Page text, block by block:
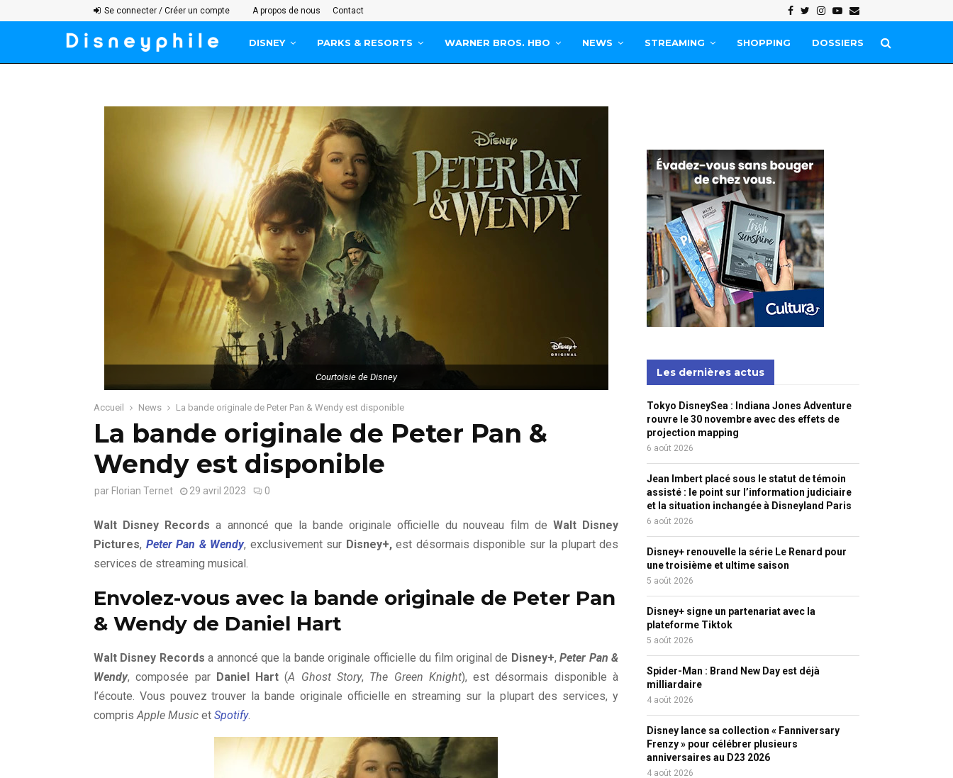
Se connecter / Créer un compte A propos de nous Contact Facebook
Twitter
Instagram
Youtube
Email
DISNEY PARKS & RESORTS WARNER BROS. HBO NEWS STREAMING SHOPPING DOSSIERS
Courtoisie de Disney
Accueil News La bande originale de Peter Pan & Wendy est disponible
La bande originale de Peter Pan &
Wendy est disponible
par Florian Ternet 29 avril 2023 0
Walt Disney Records a annoncé que la bande originale officielle du nouveau film de Walt Disney
Pictures, Peter Pan & Wendy, exclusivement sur Disney+,est désormais disponible sur la plupart des
services de streaming musical.
Envolez-vous avec la bande originale de Peter Pan
& Wendy de Daniel Hart
Walt Disney Records a annoncé que la bande originale officielle du film original de Disney+,Peter Pan &
Wendy, composée par Daniel Hart (A Ghost Story, The Green Knight), est désormais disponible à
l’écoute. Vous pouvez trouver la bande originale officielle en streaming sur la plupart des services, y
comprisApple Music et Spotify.
Les dernières actus
Tokyo DisneySea : Indiana Jones Adventure
rouvre le 30 novembre avec des effets de
projection mapping
6 août 2026
Jean Imbert placé sous le statut de témoin
assisté : le point sur l’information judiciaire
et la situation inchangée à Disneyland Paris
6 août 2026
Disney+ renouvelle la série Le Renard pour
une troisième et ultime saison
5 août 2026
Disney+ signe un partenariat avec la
plateforme Tiktok
5 août 2026
Spider-Man : Brand New Day est déjà
milliardaire
4 août 2026
Disney lance sa collection « Fanniversary
Frenzy » pour célébrer plusieurs
anniversaires au D23 2026
4 août 2026